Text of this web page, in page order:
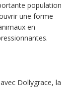
population
une forme
en
Dollygrace, la